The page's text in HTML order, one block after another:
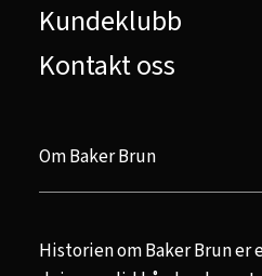
Kundeklubb
Kontakt oss
Om Baker Brun
Historien om Baker Brun er